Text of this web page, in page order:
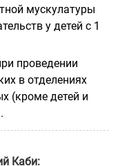
мускулатуры
у детей с 1
проведении
в отделениях
(кроме детей и
Каби: